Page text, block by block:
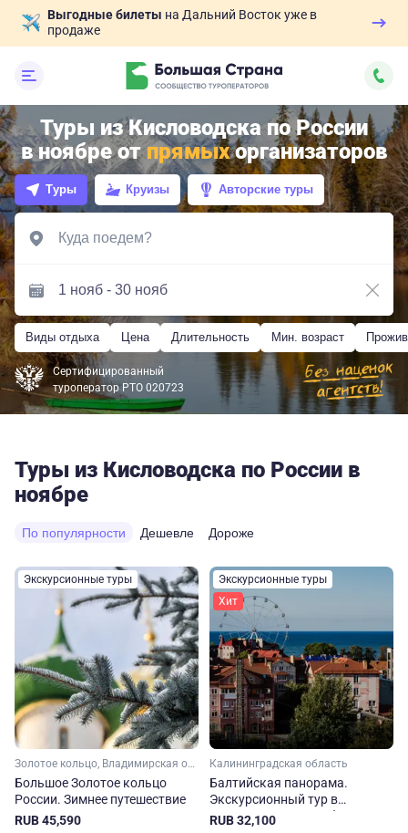
Выгодные билеты на Дальний Восток уже в
продаже
Туры из Кисловодска по России
в ноябре отпрямыхорганизаторов
Туры Круизы Авторские туры
Виды отдыха Цена Длительность Мин. возраст
Сертифицированный
туроператор РТО 020723
Туры из Кисловодска по России в
ноябре
По популярности Дешевле Дороже
Экскурсионные туры
Золотое кольцо, Владимирская область, Ивановская область, Костромская область, Ярославская область, Московская область, Малое Золотое кольцо
Большое Золотое кольцо
России. Зимнее путешествие
RUB 45,590
Экскурсионные туры
Хит
Калининградская область
Балтийская панорама.
Экскурсионный тур в
Калининградскую область
RUB 32,100